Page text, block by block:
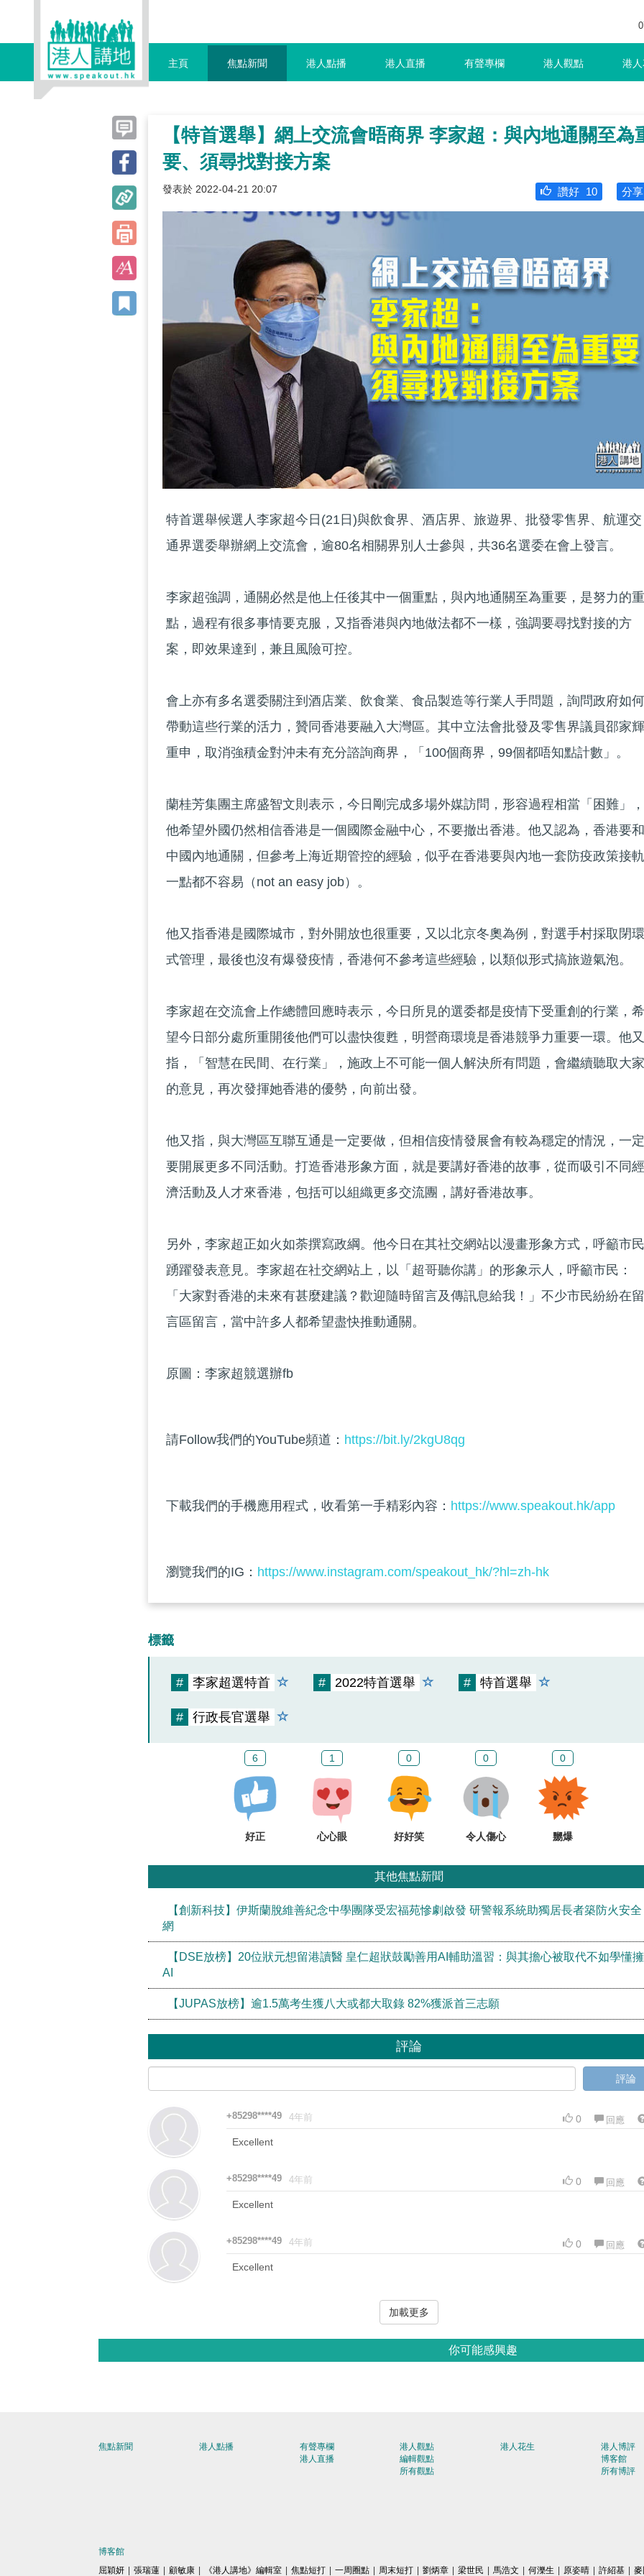
主頁 焦點新聞 港人點播 港人直播 有聲專欄 港人觀點 港
【特首選舉】網上交流會晤商界 李家超：與內地通關至為
要、須尋找對接方案
發表於 2022-04-21 20:07 分享
讚好 10
特首選舉候選人李家超今日(21日)與飲食界、酒店界、旅遊界、批發零售界、航運交
通界選委舉辦網上交流會，逾80名相關界別人士參與，共36名選委在會上發言。
李家超強調，通關必然是他上任後其中一個重點，與內地通關至為重要，是努力的重
點，過程有很多事情要克服，又指香港與內地做法都不一樣，強調要尋找對接的方
案，即效果達到，兼且風險可控。
會上亦有多名選委關注到酒店業、飲食業、食品製造等行業人手問題，詢問政府如何
帶動這些行業的活力，贊同香港要融入大灣區。其中立法會批發及零售界議員邵家輝
重申，取消強積金對沖未有充分諮詢商界，「100個商界，99個都唔知點計數」。
蘭桂芳集團主席盛智文則表示，今日剛完成多場外媒訪問，形容過程相當「困難」，
他希望外國仍然相信香港是一個國際金融中心，不要撤出香港。他又認為，香港要和
中國內地通關，但參考上海近期管控的經驗，似乎在香港要與內地一套防疫政策接軌
一點都不容易（not an easy job）。
他又指香港是國際城市，對外開放也很重要，又以北京冬奧為例，對選手村採取閉環
式管理，最後也沒有爆發疫情，香港何不參考這些經驗，以類似形式搞旅遊氣泡。
李家超在交流會上作總體回應時表示，今日所見的選委都是疫情下受重創的行業，希
望今日部分處所重開後他們可以盡快復甦，明營商環境是香港競爭力重要一環。他又
指，「智慧在民間、在行業」，施政上不可能一個人解決所有問題，會繼續聽取大家
的意見，再次發揮她香港的優勢，向前出發。
他又指，與大灣區互聯互通是一定要做，但相信疫情發展會有較為穩定的情況，一定
要開展更多不同活動。打造香港形象方面，就是要講好香港的故事，從而吸引不同經
濟活動及人才來香港，包括可以組織更多交流團，講好香港故事。
另外，李家超正如火如荼撰寫政綱。他今日在其社交網站以漫畫形象方式，呼籲市民
踴躍發表意見。李家超在社交網站上，以「超哥聽你講」的形象示人，呼籲市民：
「大家對香港的未來有甚麼建議？歡迎隨時留言及傳訊息給我！」不少市民紛紛在留
言區留言，當中許多人都希望盡快推動通關。
原圖：李家超競選辦fb
請Follow我們的YouTube頻道： https://bit.ly/2kgU8qg
下載我們的手機應用程式，收看第一手精彩內容： https://www.speakout.hk/app
瀏覽我們的IG： https://www.instagram.com/speakout_hk/?hl=zh-hk
標籤
# 李家超選特首 # 2022特首選舉 # 特首選舉
# 行政長官選舉
6
好正
1
心心眼
0
好好笑
0
令人傷心
0
嬲爆
其他焦點新聞
【創新科技】伊斯蘭脫維善紀念中學團隊受宏福苑慘劇啟發 研警報系統助獨居長者築防火安全
網
【DSE放榜】20位狀元想留港讀醫 皇仁超狀鼓勵善用AI輔助溫習：與其擔心被取代不如學懂
AI
【JUPAS放榜】逾1.5萬考生獲八大或都大取錄 82%獲派首三志願
評論
評論
+85298****49 4年前 0 回應
Excellent
+85298****49 4年前 0 回應
Excellent
+85298****49 4年前 0 回應
Excellent
加載更多
你可能感興趣
焦點新聞 港人點播
有聲專欄
港人直播
港人觀點
編輯觀點
所有觀點
港人花生
港人博評
博客館
所有博評
博客館
屈穎妍 | 張瑞蓮 | 顧敏康 | 《港人講地》編輯室 | 焦點短打 | 一周圈點 | 周末短打 | 劉炳章 | 梁世民 | 馬浩文 | 何濼生 | 原姿晴 | 許紹基 |